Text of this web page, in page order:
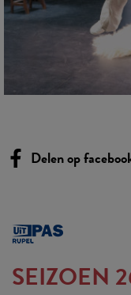
Delen op
SEIZOEN